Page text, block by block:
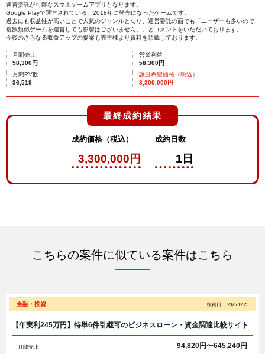
運営委託が可能なスマホゲームアプリとなります。
Google Playで運営されている、2018年に発売になったゲームです。
過去にも収益性が高いことで人気のジャンルとなり、運営委託の面でも「ユーザーも多いので
複数類似ゲームを運営しても影響はございません。」とコメントをいただいております。
今後のさらなる収益アップの提案も売主様より資料を頂戴しております。
月間売上
58,300円
営業利益
58,300円
月間PV数
36,519
譲渡希望価格（税込）
3,300,000円
最終成約結果
成約価格（税込）
3,300,000円
成約日数
1日
こちらの案件に似ている案件はこちら
金融・投資 投稿日： 2025.12.25
【年実利245万円】特単6件引継可のビジネスローン・資金調達比較サイト
月間売上 94,820円〜645,240円